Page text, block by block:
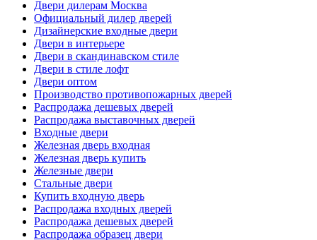
Двери дилерам Москва
Официальный дилер дверей
Дизайнерские входные двери
Двери в интерьере
Двери в скандинавском стиле
Двери в стиле лофт
Двери оптом
Производство противопожарных дверей
Распродажа дешевых дверей
Распродажа выставочных дверей
Входные двери
Железная дверь входная
Железная дверь купить
Железные двери
Стальные двери
Купить входную дверь
Распродажа входных дверей
Распродажа дешевых дверей
Распродажа образец двери